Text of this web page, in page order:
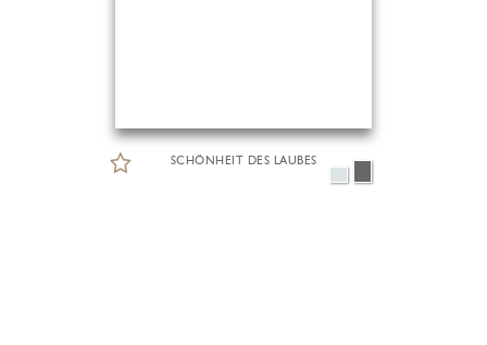
SCHÖNHEIT DES LAUBES